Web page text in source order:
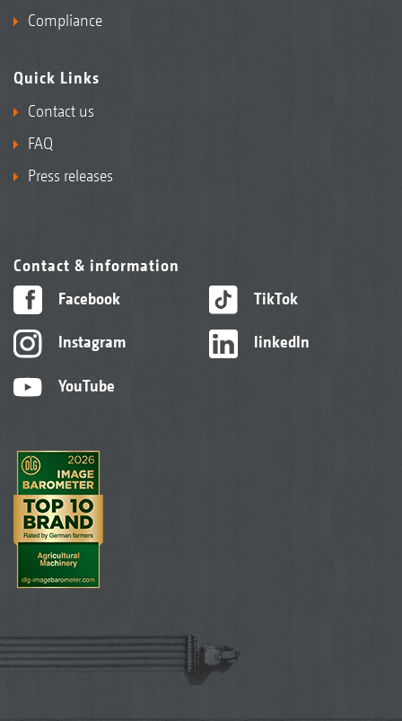
Compliance
Quick Links
Contact us
FAQ
Press releases
Contact & information
Facebook
Instagram
YouTube
TikTok
linkedIn